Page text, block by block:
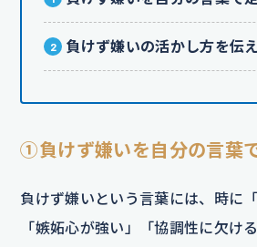
負けず嫌いの活かし方を伝
①負けず嫌いを自分の言葉
負けず嫌いという言葉には、時に
「嫉妬心が強い」「協調性に欠け